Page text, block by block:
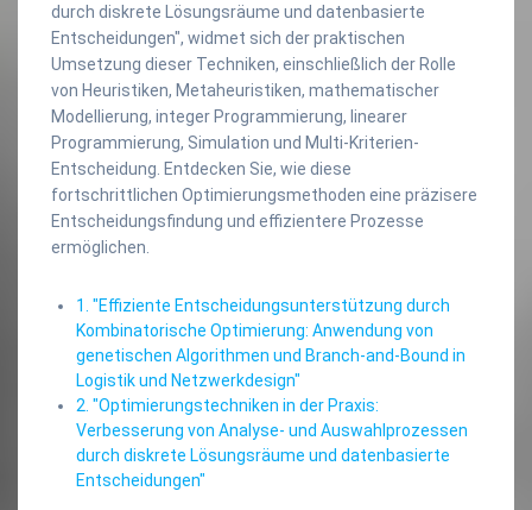
durch diskrete Lösungsräume und datenbasierte
Entscheidungen", widmet sich der praktischen
Umsetzung dieser Techniken, einschließlich der Rolle
von Heuristiken, Metaheuristiken, mathematischer
Modellierung, integer Programmierung, linearer
Programmierung, Simulation und Multi-Kriterien-
Entscheidung. Entdecken Sie, wie diese
fortschrittlichen Optimierungsmethoden eine präzisere
Entscheidungsfindung und effizientere Prozesse
ermöglichen.
1. "Effiziente Entscheidungsunterstützung durch
Kombinatorische Optimierung: Anwendung von
genetischen Algorithmen und Branch-and-Bound in
Logistik und Netzwerkdesign"
2. "Optimierungstechniken in der Praxis:
Verbesserung von Analyse- und Auswahlprozessen
durch diskrete Lösungsräume und datenbasierte
Entscheidungen"